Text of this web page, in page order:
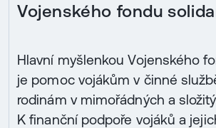
Vojenského fondu
Hlavní myšlenkou Vojenského
je pomoc vojákům v činné
rodinám v mimořádných a
K finanční podpoře vojáků a